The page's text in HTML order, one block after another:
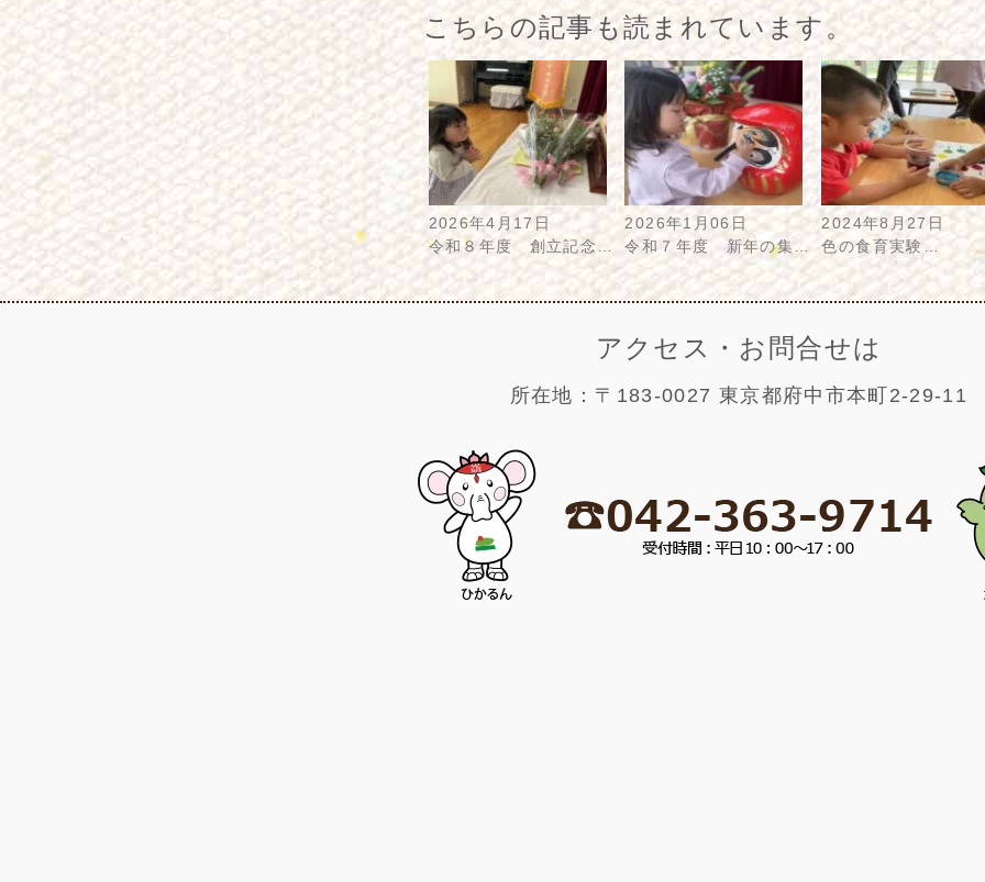
こちらの記事も読まれています。
2026年4月17日
令和８年度 創立記念…
2026年1月06日
令和７年度 新年の集…
2024年8月27日
色の食育実験…
アクセス・お問合せは
所在地：〒183-0027 東京都府中市本町2-29-11